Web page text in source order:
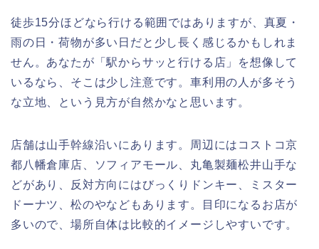
徒歩15分ほどなら行ける範囲ではありますが、真夏・
雨の日・荷物が多い日だと少し長く感じるかもしれま
せん。あなたが「駅からサッと行ける店」を想像して
いるなら、そこは少し注意です。車利用の人が多そう
な立地、という見方が自然かなと思います。
店舗は山手幹線沿いにあります。周辺にはコストコ京
都八幡倉庫店、ソフィアモール、丸亀製麺松井山手な
どがあり、反対方向にはびっくりドンキー、ミスター
ドーナツ、松のやなどもあります。目印になるお店が
多いので、場所自体は比較的イメージしやすいです。